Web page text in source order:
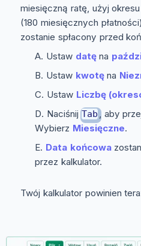
miesięczną ratę, użyj okresu
(180 miesięcznych
zostanie spłacony przed
Ustaw datęna
Ustaw kwotęna
Ustaw Liczbę
NaciśnijTab , aby
Wybierz Miesięczne.
Data końcowa
przez kalkulator.
Twój kalkulator powinien